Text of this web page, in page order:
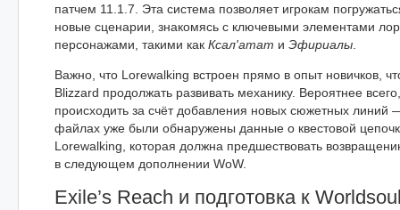
патчем 11.1.7. Эта система позволяет игрокам
новые сценарии, знакомясь с ключевыми элементами
персонажами, такими как Ксал'атат и Эфириалы.
Важно, что Lorewalking встроен прямо в опыт новичков,
Blizzard продолжать развивать механику. Вероятнее
происходить за счёт добавления новых сюжетных линий
файлах уже были обнаружены данные о квестовой
Lorewalking, которая должна предшествовать
в следующем дополнении WoW.
Exile’s Reach и подготовка к